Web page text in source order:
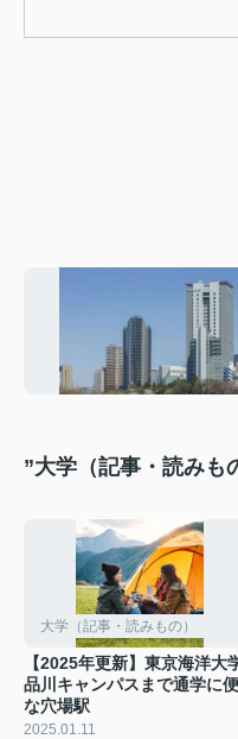
”大学（記事・読みも
大学（記事・読みもの）
【2025年更新】東京海洋大
品川キャンパスまで通学に
な穴場駅
2025.01.11